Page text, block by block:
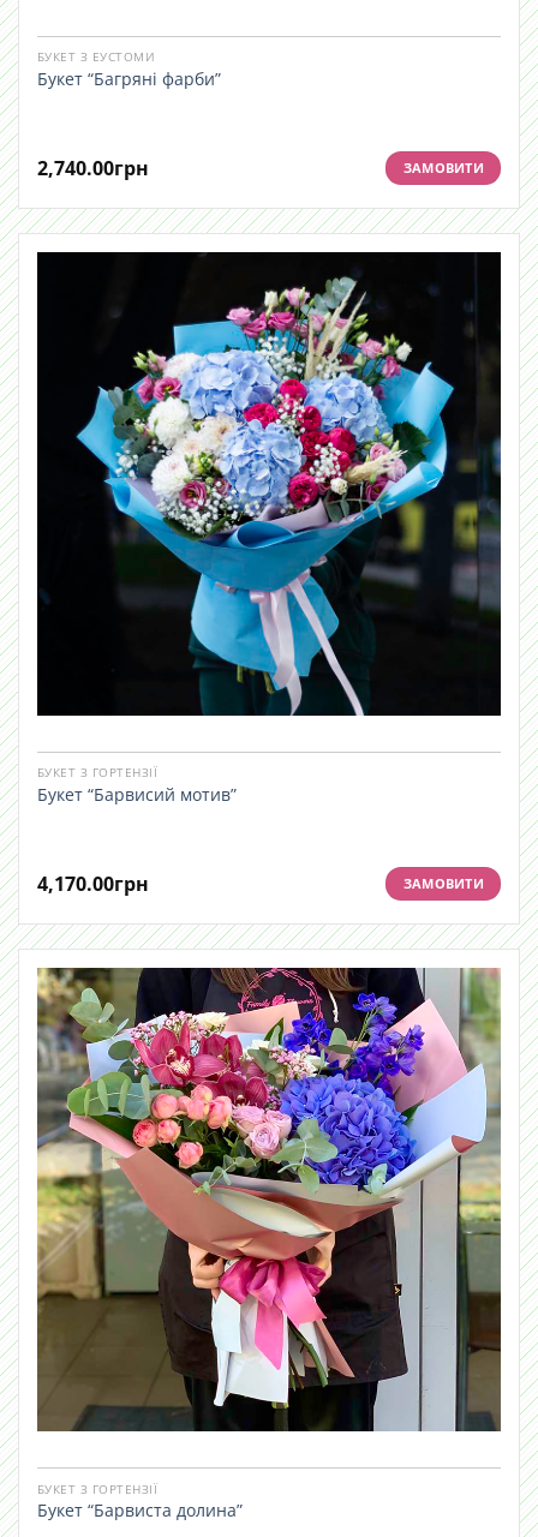
БУКЕТ З ЕУСТОМИ
Букет “Багряні фарби”
2,740.00грн ЗАМОВИТИ
БУКЕТ З ГОРТЕНЗІЇ
Букет “Барвисий мотив”
4,170.00грн ЗАМОВИТИ
БУКЕТ З ГОРТЕНЗІЇ
Букет “Барвиста долина”